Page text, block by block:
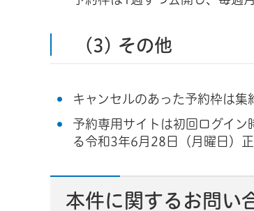
(3) その他
キャンセルのあった予約枠は集
予約専用サイトは初回ログイ
る令和3年6月28日（月曜日）
本件に関するお問い